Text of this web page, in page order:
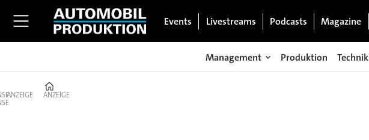
Events Livestreams Podcasts Magazine
Management Produktion Technik
ANZEIGE ANZEIGE